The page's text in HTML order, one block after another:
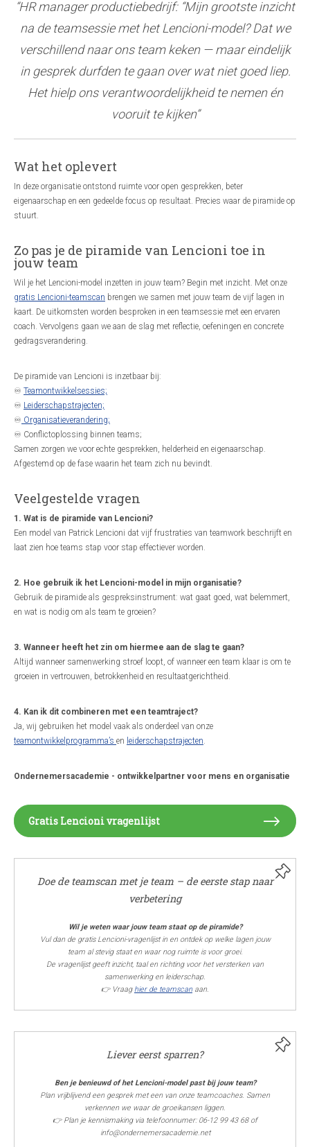
“HR manager productiebedrijf: “Mijn grootste inzicht
na de teamsessie met het Lencioni-model? Dat we
verschillend naar ons team keken — maar eindelijk
in gesprek durfden te gaan over wat niet goed liep.
Het hielp ons verantwoordelijkheid te nemen én
vooruit te kijken”
Wat het oplevert
In deze organisatie ontstond ruimte voor open gesprekken, beter
eigenaarschap en een gedeelde focus op resultaat. Precies waar de piramide op
stuurt.
Zo pas je de piramide van Lencioni toe in
jouw team
Wil je het Lencioni-model inzetten in jouw team? Begin met inzicht. Met onze
gratis Lencioni-teamscan brengen we samen met jouw team de vijf lagen in
kaart. De uitkomsten worden besproken in een teamsessie met een ervaren
coach. Vervolgens gaan we aan de slag met reflectie, oefeningen en concrete
gedragsverandering.
De piramide van Lencioni is inzetbaar bij:
♾️ Teamontwikkelsessies;
♾️ Leiderschapstrajecten;
♾️ Organisatieverandering;
♾️ Conflictoplossing binnen teams;
Samen zorgen we voor echte gesprekken, helderheid en eigenaarschap.
Afgestemd op de fase waarin het team zich nu bevindt.
Veelgestelde vragen
1. Wat is de piramide van Lencioni?
Een model van Patrick Lencioni dat vijf frustraties van teamwork beschrijft en
laat zien hoe teams stap voor stap effectiever worden.
2. Hoe gebruik ik het Lencioni-model in mijn organisatie?
Gebruik de piramide als gespreksinstrument: wat gaat goed, wat belemmert,
en wat is nodig om als team te groeien?
3. Wanneer heeft het zin om hiermee aan de slag te gaan?
Altijd wanneer samenwerking stroef loopt, of wanneer een team klaar is om te
groeien in vertrouwen, betrokkenheid en resultaatgerichtheid.
4. Kan ik dit combineren met een teamtraject?
Ja, wij gebruiken het model vaak als onderdeel van onze
teamontwikkelprogramma’s en leiderschapstrajecten.
Ondernemersacademie - ontwikkelpartner voor mens en organisatie
Gratis Lencioni vragenlijst
Doe de teamscan met je team – de eerste stap naar
verbetering
Wil je weten waar jouw team staat op de piramide?
Vul dan de gratis Lencioni-vragenlijst in en ontdek op welke lagen jouw
team al stevig staat en waar nog ruimte is voor groei.
De vragenlijst geeft inzicht, taal en richting voor het versterken van
samenwerking en leiderschap.
👉 Vraag hier de teamscanaan.
Liever eerst sparren?
Ben je benieuwd of het Lencioni-model past bij jouw team?
Plan vrijblijvend een gesprek met een van onze teamcoaches. Samen
verkennen we waar de groeikansen liggen.
👉 Plan je kennismaking via telefoonnumer: 06-12 99 43 68 of
info@ondernemersacademie.net